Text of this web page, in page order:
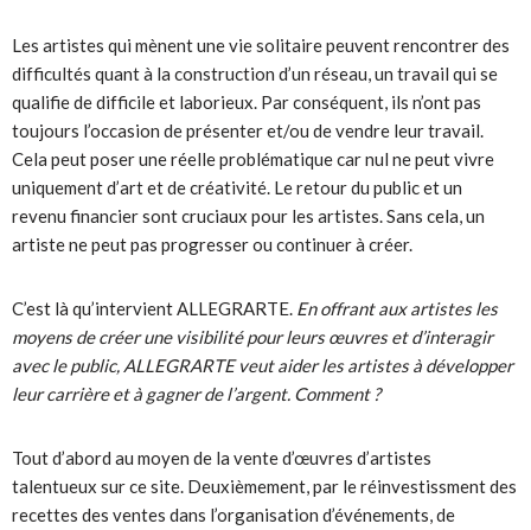
Les artistes qui mènent une vie solitaire peuvent rencontrer des
difficultés quant à la construction d’un réseau, un travail qui se
qualifie de difficile et laborieux. Par conséquent, ils n’ont pas
toujours l’occasion de présenter et/ou de vendre leur travail.
Cela peut poser une réelle problématique car nul ne peut vivre
uniquement d’art et de créativité. Le retour du public et un
revenu financier sont cruciaux pour les artistes. Sans cela, un
artiste ne peut pas progresser ou continuer à créer.
C’est là qu’intervient ALLEGRARTE. En offrant aux artistes les
moyens de créer une visibilité pour leurs œuvres et d’interagir
avec le public, ALLEGRARTE veut aider les artistes à développer
leur carrière et à gagner de l’argent. Comment ?
Tout d’abord au moyen de la vente d’œuvres d’artistes
talentueux sur ce site. Deuxièmement, par le réinvestissment des
recettes des ventes dans l’organisation d’événements, de